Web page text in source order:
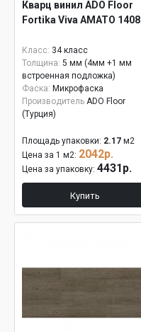
Кварц винил ADO Floor
Fortika Viva AMATO 1408
Класс: 34 класс
Толщина: 5 мм (4мм +1 мм
встроенная подложка)
Фаска: Микрофаска
Производитель ADO Floor
(Турция)
Площадь упаковки: 2.17 м2
Цена за 1 м2: 2042р.
Цена за упаковку: 4431р.
Купить